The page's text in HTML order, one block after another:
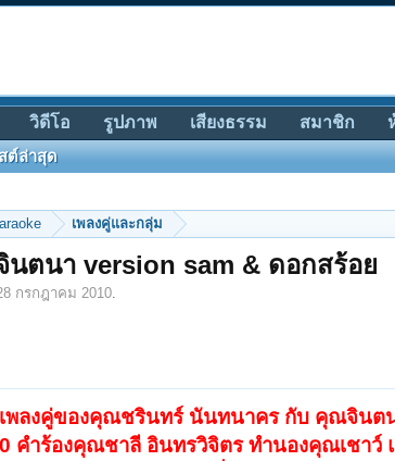
เพลงคู่และกลุ่ม
ตนา version sam & ดอกสร้อย
กรกฎาคม 2010.
พลงคู่ของคุณชรินทร์ นันทนาคร กับ คุณจิน
คำร้องคุณชาลี อินทรวิจิตร ทำนองคุณเชาว์
ต์ล่าสุด
วิดีโอ รูปภาพ เสียงธรรม สมาชิก